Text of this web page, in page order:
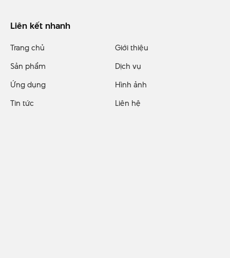
Liên kết nhanh
Trang chủ
Giới thiệu
Sản phẩm
Dịch vụ
Ứng dụng
Hình ảnh
Tin tức
Liên hệ